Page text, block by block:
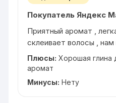
Покупатель Яндекс
Приятный аромат ,
склеивает волосы , нам
Плюсы: Хорошая глина
аромат
Минусы: Нету